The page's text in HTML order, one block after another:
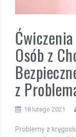
Osób z
z
18 lutego 2021
Problemy z